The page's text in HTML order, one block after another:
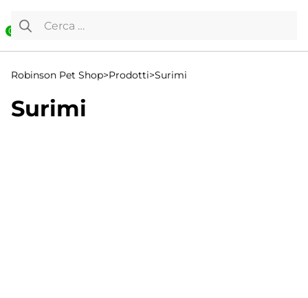
0
Ricerca per:
Robinson Pet Shop>Prodotti>Surimi
Surimi